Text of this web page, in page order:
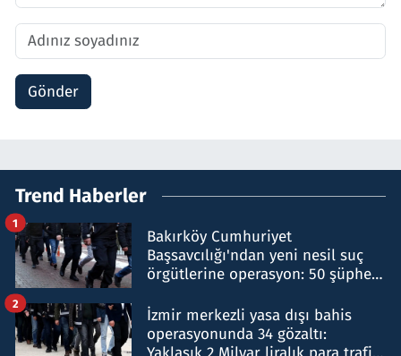
Gönder
Trend Haberler
Bakırköy Cumhuriyet
Başsavcılığı'ndan yeni nesil suç
örgütlerine operasyon: 50 şüpheli
1
İzmir merkezli yasa dışı bahis
operasyonunda 34 gözaltı:
2